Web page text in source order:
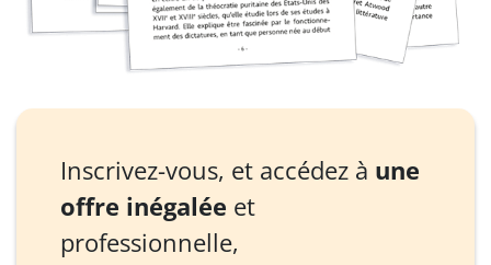
Inscrivez-vous, et accédez à une
offre inégalée et
professionnelle,